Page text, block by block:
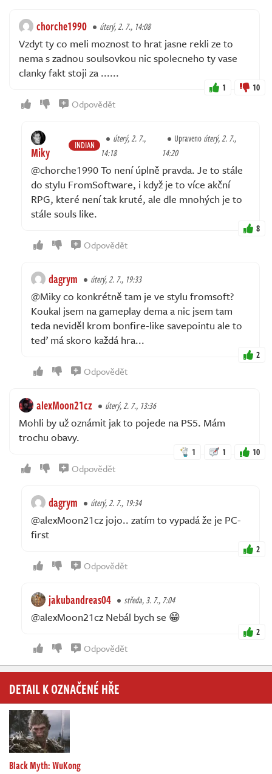
chorche1990 úterý, 2. 7., 14:08
Vzdyt ty co meli moznost to hrat jasne rekli ze to
nema s zadnou soulsovkou nic spolecneho ty vase
clanky fakt stoji za ......
1 10
Odpovědět
Miky INDIAN
úterý, 2. 7.,
14:18
Upravenoúterý, 2. 7.,
14:20
@chorche1990 To není úplně pravda. Je to stále
do stylu FromSoftware, i když je to více akční
RPG, které není tak kruté, ale dle mnohých je to
stále souls like.
8
Odpovědět
dagrym úterý, 2. 7., 19:33
@Miky co konkrétně tam je ve stylu fromsoft?
Koukal jsem na gameplay dema a nic jsem tam
teda neviděl krom bonfire-like savepointu ale to
teď má skoro každá hra...
2
Odpovědět
alexMoon21cz úterý, 2. 7., 13:36
Mohli by už oznámit jak to pojede na PS5. Mám
trochu obavy.
1 1 10
Odpovědět
dagrym úterý, 2. 7., 19:34
@alexMoon21cz jojo.. zatím to vypadá že je PC-
first
2
Odpovědět
jakubandreas04 středa, 3. 7., 7:04
@alexMoon21cz Nebál bych se 😁
2
Odpovědět
DETAIL K OZNAČENÉ HŘE
Black Myth: WuKong